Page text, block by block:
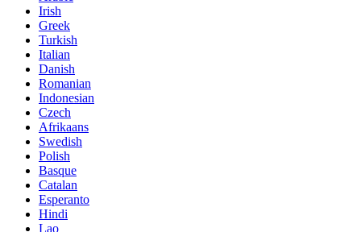
Irish
Greek
Turkish
Italian
Danish
Romanian
Indonesian
Czech
Afrikaans
Swedish
Polish
Basque
Catalan
Esperanto
Hindi
Lao